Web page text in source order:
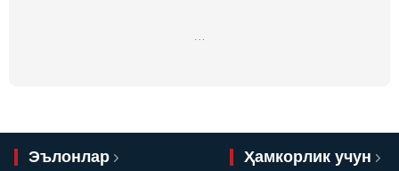
Эълонлар Ҳамкорлик учун